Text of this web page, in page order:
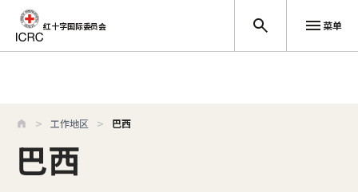
跳至主要内容
红十字国际委员会 菜单
工作地区 巴西
巴西